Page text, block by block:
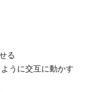
る
うに交互に動かす